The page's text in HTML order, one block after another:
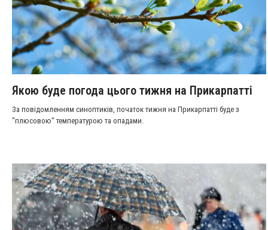
Якою буде погода цього тижня на Прикарпатті
За повідомленням синоптиків, початок тижня на Прикарпатті буде з
"плюсовою" температурою та опадами.